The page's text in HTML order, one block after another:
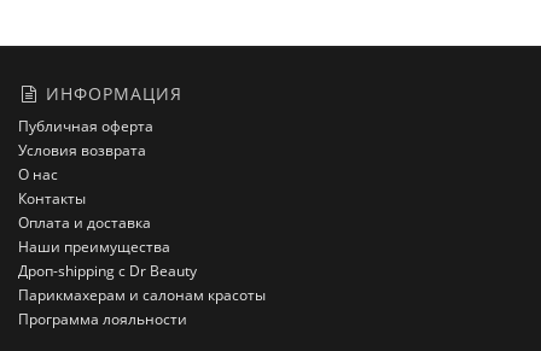
ИНФОРМАЦИЯ
Публичная оферта
Условия возврата
О нас
Контакты
Оплата и доставка
Наши преимущества
Дроп-shipping с Dr Beauty
Парикмахерам и салонам красоты
Программа лояльности